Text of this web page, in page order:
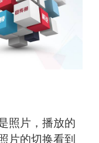
照片，播放的
片的切换看到